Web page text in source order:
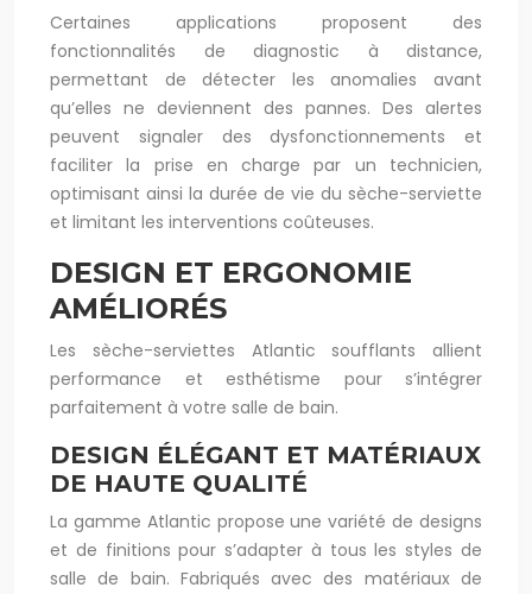
Certaines applications proposent des
fonctionnalités de diagnostic à distance,
permettant de détecter les anomalies avant
qu’elles ne deviennent des pannes. Des alertes
peuvent signaler des dysfonctionnements et
faciliter la prise en charge par un technicien,
optimisant ainsi la durée de vie du sèche-serviette
et limitant les interventions coûteuses.
DESIGN ET ERGONOMIE
AMÉLIORÉS
Les sèche-serviettes Atlantic soufflants allient
performance et esthétisme pour s’intégrer
parfaitement à votre salle de bain.
DESIGN ÉLÉGANT ET MATÉRIAUX
DE HAUTE QUALITÉ
La gamme Atlantic propose une variété de designs
et de finitions pour s’adapter à tous les styles de
salle de bain. Fabriqués avec des matériaux de